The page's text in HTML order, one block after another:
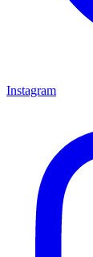
Instagram